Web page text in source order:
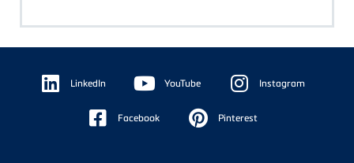
Floating
Sidebar LinkedIn YouTube Instagram
Facebook Pinterest